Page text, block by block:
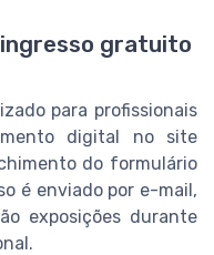
gratuito
para profissionais
digital no site
do formulário
é enviado por e-mail,
exposições durante